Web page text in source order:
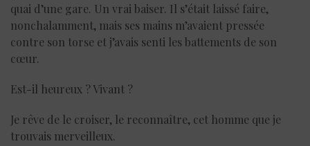
quai d’une gare. Un vrai baiser. Il s’était laissé faire,
nonchalamment, mais ses mains m’avaient pressée
contre son torse et j’avais senti les battements de son
cœur.
Est-il heureux ? Vivant ?
Je rêve de le croiser, le reconnaître, cet homme que je
trouvais merveilleux.